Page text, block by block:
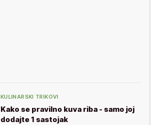
KULINARSKI TRIKOVI
Kako se pravilno kuva riba - samo joj
dodajte 1 sastojak